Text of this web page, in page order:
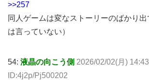
>>257
同人ゲームは変なストーリーのばかり
は言っていない）
54: 液晶の向こう側 2026/02/02(月)
ID:4j2p/Pj500202